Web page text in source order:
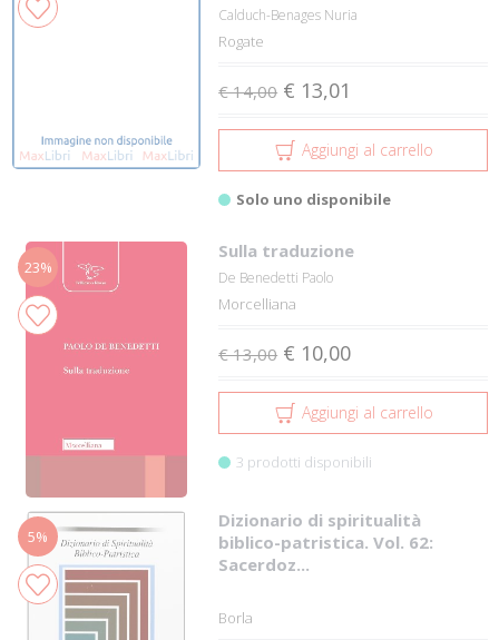
Calduch-Benages Nuria
Rogate
€ 14,00 € 13,01
Aggiungi al carrello
Solo uno disponibile
23%
Sulla traduzione
De Benedetti Paolo
Morcelliana
€ 13,00 € 10,00
Aggiungi al carrello
3 prodotti disponibili
5%
Dizionario di spiritualità
biblico-patristica. Vol. 62:
Sacerdoz...
Borla